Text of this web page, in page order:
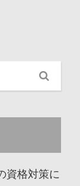
資格対策に